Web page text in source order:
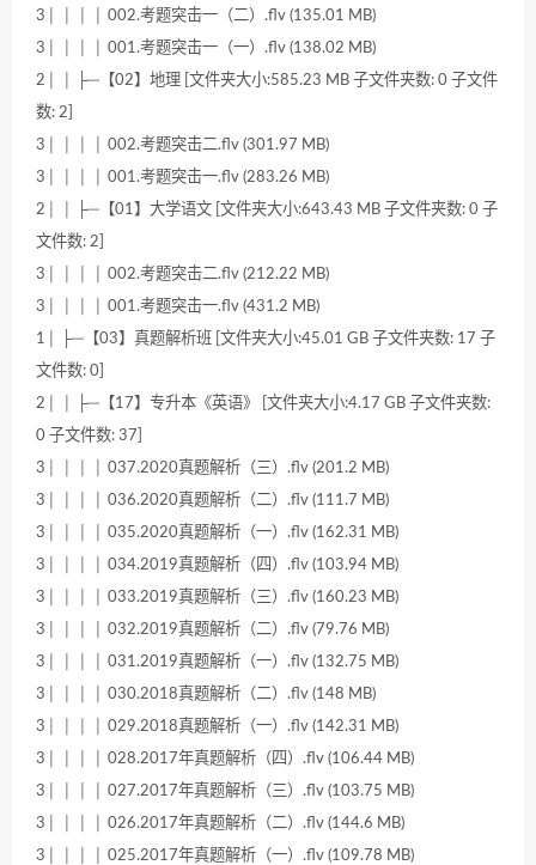
3│ │ │ │ 002.考题突击一（二）.flv (135.01 MB)
3│ │ │ │ 001.考题突击一（一）.flv (138.02 MB)
2│ │ ├─【02】地理 [文件夹大小:585.23 MB 子文件夹数: 0 子文件
数: 2]
3│ │ │ │ 002.考题突击二.flv (301.97 MB)
3│ │ │ │ 001.考题突击一.flv (283.26 MB)
2│ │ ├─【01】大学语文 [文件夹大小:643.43 MB 子文件夹数: 0 子
文件数: 2]
3│ │ │ │ 002.考题突击二.flv (212.22 MB)
3│ │ │ │ 001.考题突击一.flv (431.2 MB)
1│ ├─【03】真题解析班 [文件夹大小:45.01 GB 子文件夹数: 17 子
文件数: 0]
2│ │ ├─【17】专升本《英语》 [文件夹大小:4.17 GB 子文件夹数:
0 子文件数: 37]
3│ │ │ │ 037.2020真题解析（三）.flv (201.2 MB)
3│ │ │ │ 036.2020真题解析（二）.flv (111.7 MB)
3│ │ │ │ 035.2020真题解析（一）.flv (162.31 MB)
3│ │ │ │ 034.2019真题解析（四）.flv (103.94 MB)
3│ │ │ │ 033.2019真题解析（三）.flv (160.23 MB)
3│ │ │ │ 032.2019真题解析（二）.flv (79.76 MB)
3│ │ │ │ 031.2019真题解析（一）.flv (132.75 MB)
3│ │ │ │ 030.2018真题解析（二）.flv (148 MB)
3│ │ │ │ 029.2018真题解析（一）.flv (142.31 MB)
3│ │ │ │ 028.2017年真题解析（四）.flv (106.44 MB)
3│ │ │ │ 027.2017年真题解析（三）.flv (103.75 MB)
3│ │ │ │ 026.2017年真题解析（二）.flv (144.6 MB)
3│ │ │ │ 025.2017年真题解析（一）.flv (109.78 MB)